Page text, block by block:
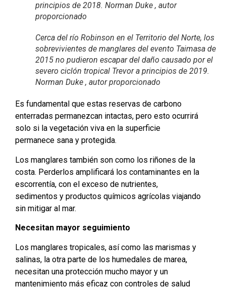
principios de 2018. Norman Duke , autor
proporcionado
Cerca del río Robinson en el Territorio del Norte, los
sobrevivientes de manglares del evento Taimasa de
2015 no pudieron escapar del daño causado por el
severo ciclón tropical Trevor a principios de 2019.
Norman Duke , autor proporcionado
Es fundamental que estas reservas de carbono
enterradas permanezcan intactas, pero esto ocurrirá
solo si la vegetación viva en la superficie
permanece sana y protegida.
Los manglares también son como los riñones de la
costa. Perderlos amplificará los contaminantes en la
escorrentía, con el exceso de nutrientes,
sedimentos y productos químicos agrícolas viajando
sin mitigar al mar.
Necesitan mayor seguimiento
Los manglares tropicales, así como las marismas y
salinas, la otra parte de los humedales de marea,
necesitan una protección mucho mayor y un
mantenimiento más eficaz con controles de salud